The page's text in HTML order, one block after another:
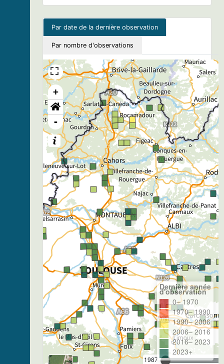
Par date de la dernière observation
Par nombre d'observations
+
-
1987
Dernière année
d'observation
0– 1970
1970– 1990
1990– 2006
2006– 2016
2016– 2023
2023+